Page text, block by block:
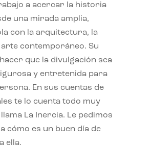
a acercar la historia
una mirada amplia,
con la arquitectura, la
contemporáneo. Su
que la divulgación sea
y entretenida para
En sus cuentas de
te lo cuenta todo muy
La Inercia. Le pedimos
cómo es un buen día de
ella.